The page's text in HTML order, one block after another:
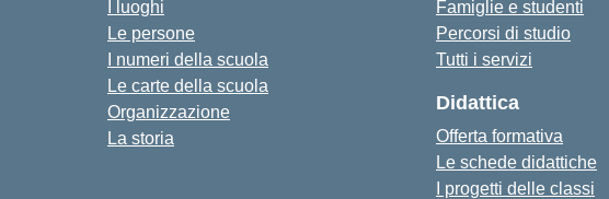
I luoghi
Le persone
I numeri della scuola
Le carte della scuola
Organizzazione
La storia
Famiglie e studenti
Percorsi di studio
Tutti i servizi
Didattica
Offerta formativa
Le schede didattiche
I progetti delle classi